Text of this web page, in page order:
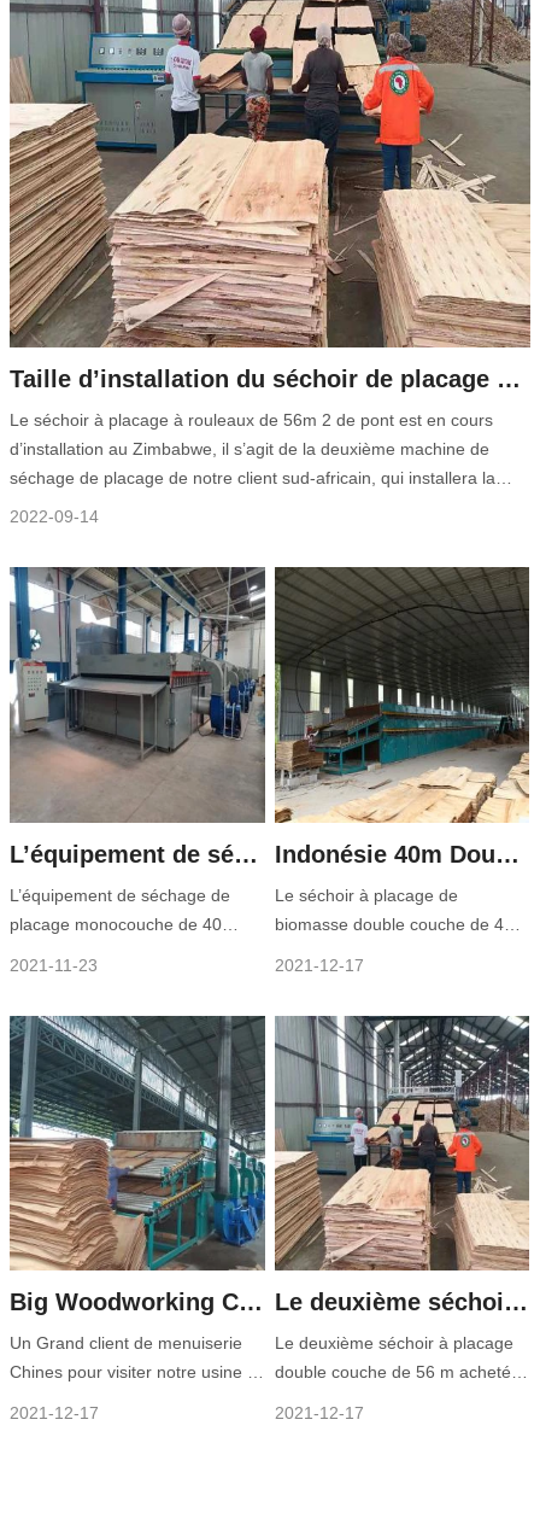
Taille d’installation du séchoir de placage en Afrique du Sud
Le séchoir à placage à rouleaux de 56m 2 de pont est en cours
d’installation au Zimbabwe, il s’agit de la deuxième machine de
séchage de placage de notre client sud-africain, qui installera la
troisième l’année prochaine. Le brûleur à biomasse Shine peut
2022-09-14
L’équipement de séchage de placage monocouche du Vietnam est en cours d’installation
L’équipement de séchage de
placage monocouche de 40
l’ingénieur ne peut pas se rendre
sur le site pour l’installer. Nous
guiderons le client pour terminer
l’installation en douceur à travers
la vidéo, et
2021-11-23
Indonésie 40m Double Layer Biomass Plaeer Dryer Livraison
Le séchoir à placage de
biomasse double couche de 40
brûleur à biomasse est notre
produit breveté, qui peut brûler
directement les déchets de bois,
ce qui permet d’économiser
considérablement le coût.
2021-12-17
Big Woodworking Compan a visité notre usine et a passé commande
Un Grand client de menuiserie
Chines pour visiter notre usine et
2021-12-17
Le deuxième séchoir à placage au Congo est installé et fonctionne avec succès
Le deuxième séchoir à placage
double couche de 56 m acheté
2021-12-17